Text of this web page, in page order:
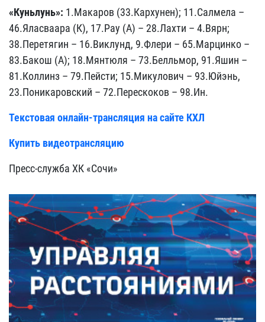
«Куньлунь»: 1.Макаров (33.Кархунен); 11.Салмела –
46.Яласваара (К), 17.Рау (А) – 28.Лахти – 4.Вярн;
38.Перетягин – 16.Виклунд, 9.Флери – 65.Марцинко –
83.Бакош (А); 18.Мянтюля – 73.Белльмор, 91.Яшин –
81.Коллинз – 79.Пейсти; 15.Микулович – 93.Юйэнь,
23.Поникаровский – 72.Перескоков – 98.Ин.
Текстовая онлайн-трансляция на сайте КХЛ
Купить видеотрансляцию
Пресс-служба ХК «Сочи»